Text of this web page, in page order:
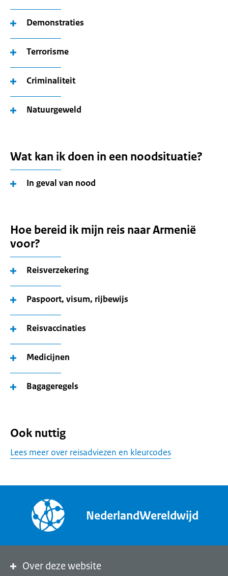
Demonstraties
Terrorisme
Criminaliteit
Natuurgeweld
Wat kan ik doen in een noodsituatie?
In geval van nood
Hoe bereid ik mijn reis naar Armenië
voor?
Reisverzekering
Paspoort, visum, rijbewijs
Reisvaccinaties
Medicijnen
Bagageregels
Ook nuttig
Lees meer over reisadviezen en kleurcodes
NederlandWereldwijd
Over deze website